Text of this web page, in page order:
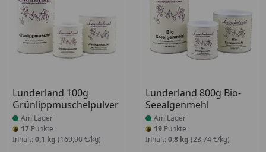
Lunderland 100g
Grünlippmuschelpulver
Produkt am Lager
Am Lager
17 Punkte
Inhalt: 0,1 kg (169,90 €/kg)
Lunderland 800g Bio-
Seealgenmehl
Produkt am Lager
Am Lager
19Punkte
Inhalt: 0,8 kg (23,74 €/kg)